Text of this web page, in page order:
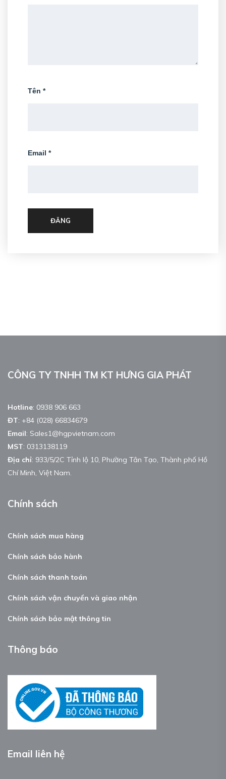
Tên *
Email *
ĐĂNG
CÔNG TY TNHH TM KT HƯNG GIA PHÁT
Hotline: 0938 906 663
ĐT: +84 (028) 66834679
Email: Sales1@hgpvietnam.com
MST: 0313138119
Địa chỉ: 933/5/2C Tỉnh lộ 10, Phường Tân Tạo, Thành phố Hồ
Chí Minh, Việt Nam.
Chính sách
Chính sách mua hàng
Chính sách bảo hành
Chính sách thanh toán
Chính sách vận chuyển và giao nhận
Chính sách bảo mật thông tin
Thông báo
Email liên hệ